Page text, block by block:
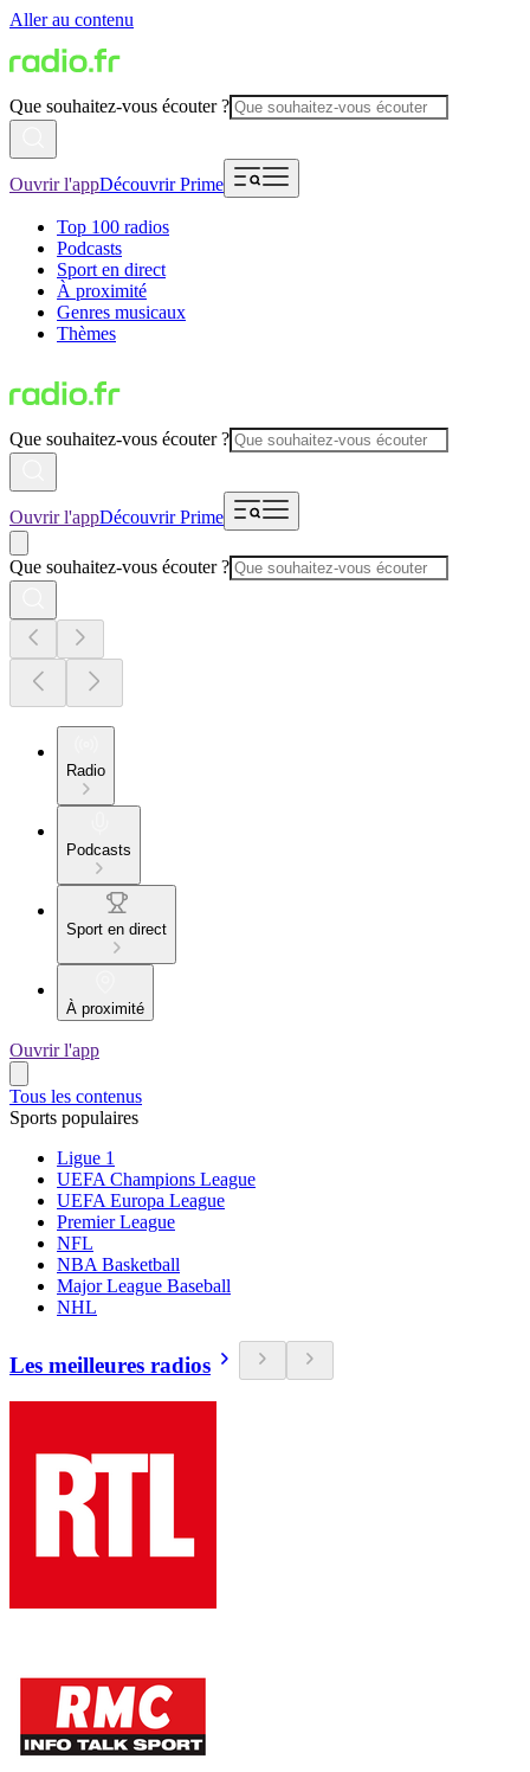
Aller au contenu
Que souhaitez-vous écouter ?
Ouvrir l'appDécouvrir Prime
Top 100 radios
Podcasts
Sport en direct
À proximité
Genres musicaux
Thèmes
Que souhaitez-vous écouter ?
Ouvrir l'appDécouvrir Prime
Que souhaitez-vous écouter ?
Radio
Podcasts
Sport en direct
À proximité
Ouvrir l'app
Tous les contenus
Sports populaires
Ligue 1
UEFA Champions League
UEFA Europa League
Premier League
NFL
NBA Basketball
Major League Baseball
NHL
Les meilleures radios